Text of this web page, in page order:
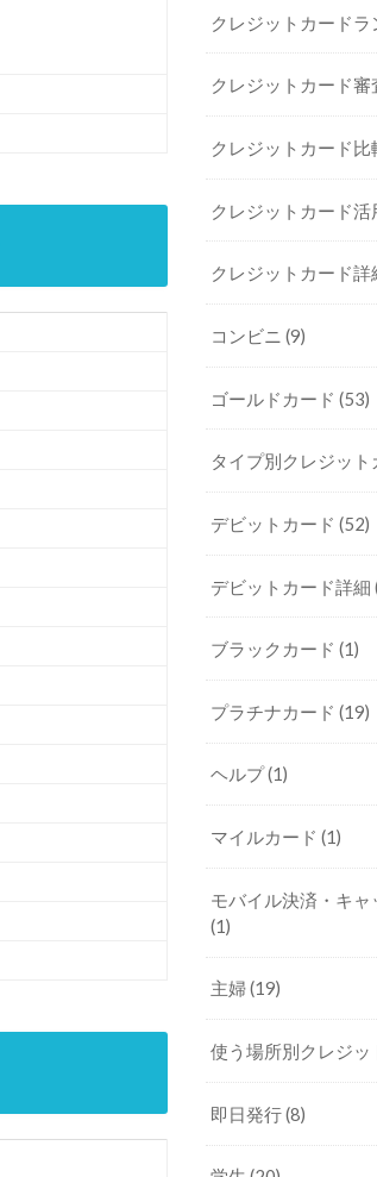
クレジットカード
クレジットカード
クレジットカード
クレジットカード
クレジットカード
コンビニ(9)
ゴールドカード(53)
タイプ別クレジッ
デビットカード(52)
デビットカード詳細
ブラックカード(1)
プラチナカード(19)
ヘルプ(1)
マイルカード(1)
モバイル決済・キ
(1)
主婦(19)
使う場所別クレジ
即日発行(8)